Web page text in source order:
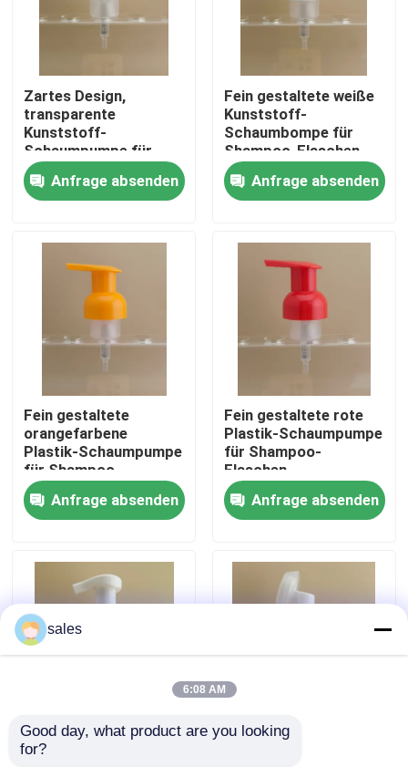
Heim
Zartes Design,
transparente
Kunststoff-
Schaumpumpe für
Shampooflaschen
Anfrage absenden
Fein gestaltete weiße
Kunststoff-
Schaumbompe für
Shampoo-Flaschen
Anfrage absenden
Fein gestaltete
orangefarbene
Plastik-Schaumpumpe
für Shampoo-
Flaschen
Anfrage absenden
Fein gestaltete rote
Plastik-Schaumpumpe
für Shampoo-
Flaschen
Anfrage absenden
Zartes Design, weißer
Kunststoff, großer
Zartes Design, weißer
sales
6:08 AM
Good day, what product are you looking
for?